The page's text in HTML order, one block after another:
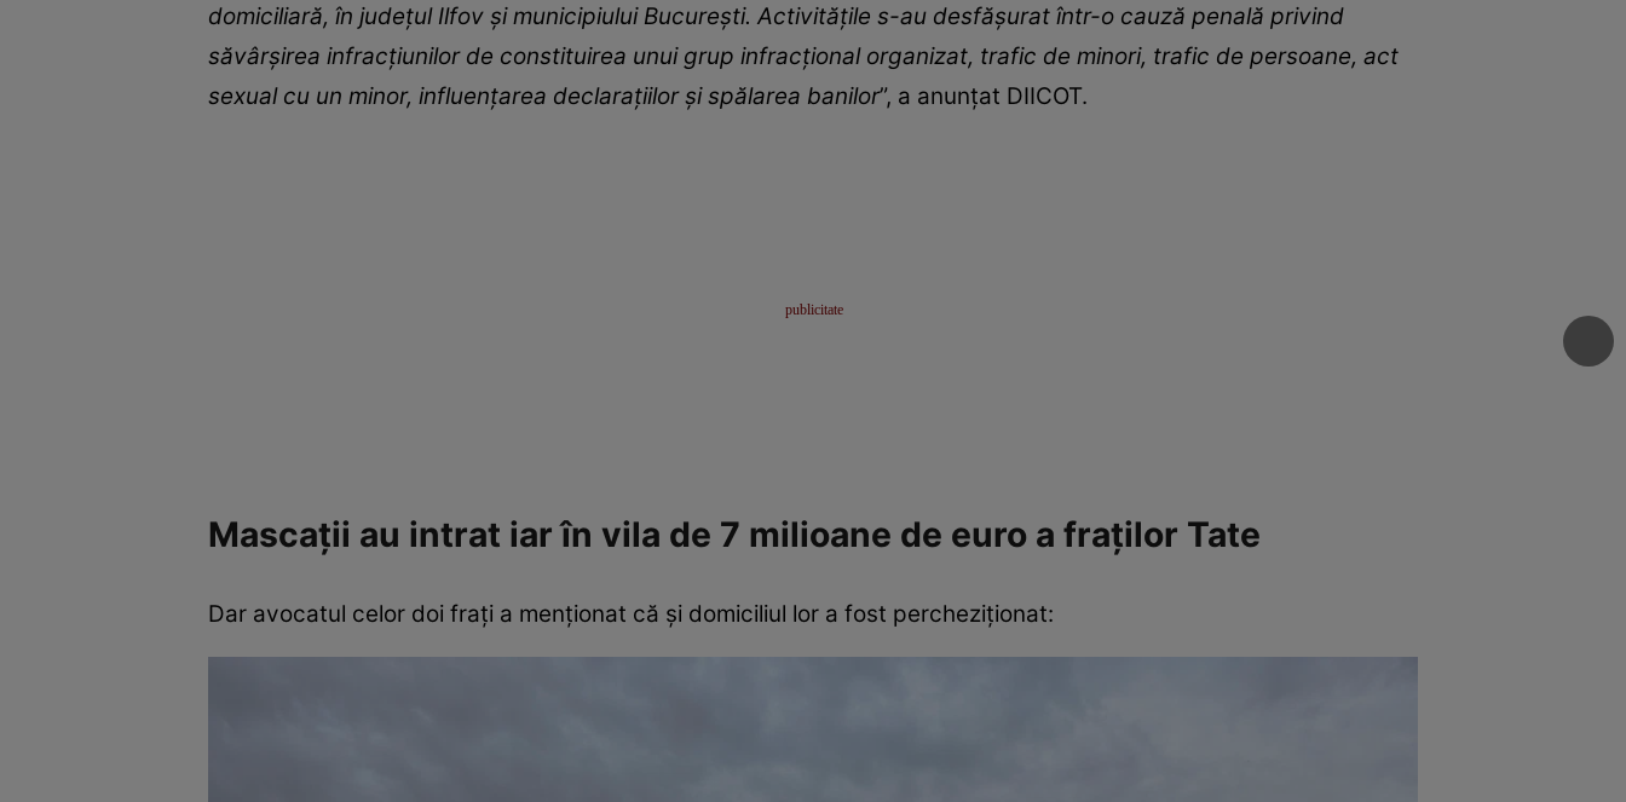
domiciliară, în județul Ilfov și municipiului București. Activitățile s-au desfășurat într-o cauză penală privind
săvârșirea infracțiunilor de constituirea unui grup infracțional organizat, trafic de minori, trafic de persoane, act
sexual cu un minor, influențarea declarațiilor și spălarea banilor”, a anunțat DIICOT.
Mascații au intrat iar în vila de 7 milioane de euro a fraților Tate
Dar avocatul celor doi frați a menționat că și domiciliul lor a fost percheziționat: